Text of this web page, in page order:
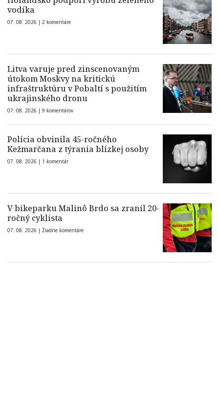
vodíka
07. 08. 2026 | 2 komentáre
Litva varuje pred zinscenovaným
útokom Moskvy na kritickú
infraštruktúru v Pobaltí s použitím
ukrajinského dronu
07. 08. 2026 | 9 komentárov
Polícia obvinila 45-ročného
Kežmarčana z týrania blízkej osoby
07. 08. 2026 | 1 komentár
V bikeparku Malinô Brdo sa zranil 20-
ročný cyklista
07. 08. 2026 | Žiadne komentáre